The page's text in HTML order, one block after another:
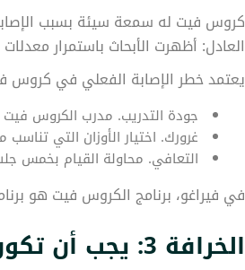
كروس فيت له سمعة سيئة بسبب
العادل: أظهرت الأبحاث باستمرار
يعتمد خطر الإصابة الفعلي في كروس
جودة التدريب. مدرب الكروس فيت
غرورك. اختيار الأوزان التي
التعافي. محاولة القيام بخمس
في فيراغو، برنامج الكروس فيت هو
الخرافة 3: يجب أن تكون لائقا قبل أن تبدأ